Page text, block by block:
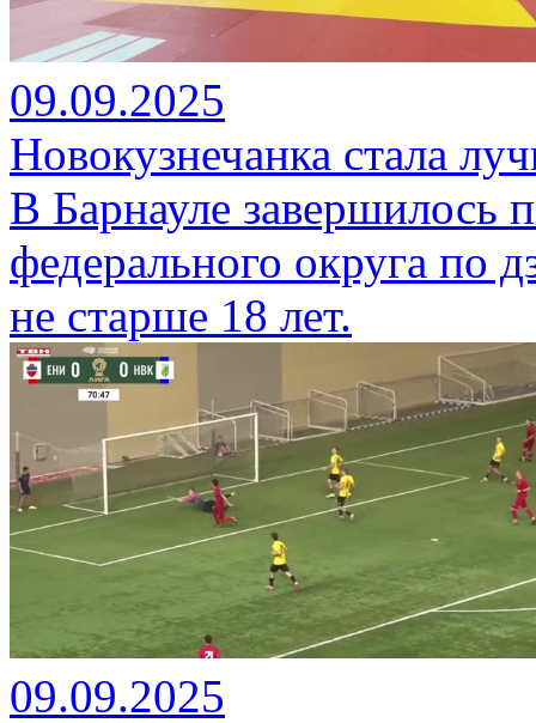
09.09.2025
Новокузнечанка стала
В Барнауле завершилось
федерального округа по
не старше 18 лет.
09.09.2025